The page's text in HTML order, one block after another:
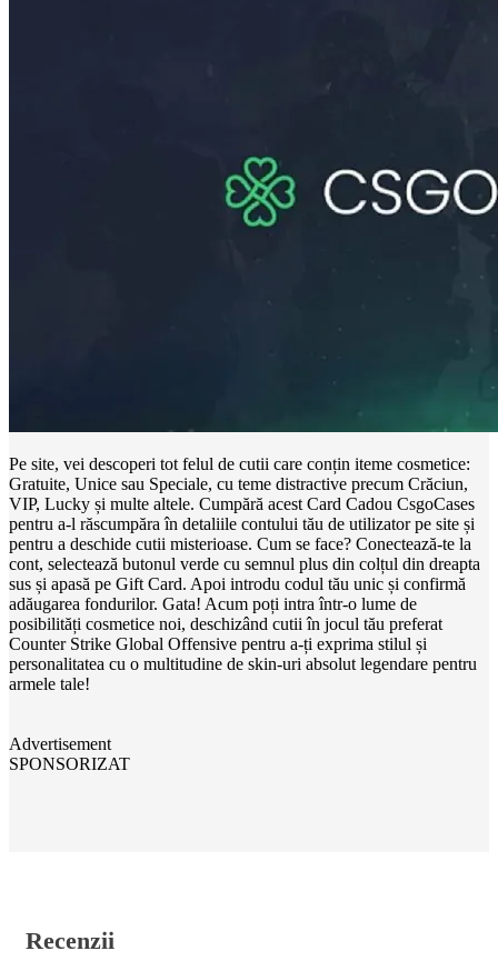
Pe site, vei descoperi tot felul de cutii care conțin iteme cosmetice:
Gratuite, Unice sau Speciale, cu teme distractive precum Crăciun,
VIP, Lucky și multe altele. Cumpără acest Card Cadou CsgoCases
pentru a-l răscumpăra în detaliile contului tău de utilizator pe site și
pentru a deschide cutii misterioase. Cum se face? Conectează-te la
cont, selectează butonul verde cu semnul plus din colțul din dreapta
sus și apasă pe Gift Card. Apoi introdu codul tău unic și confirmă
adăugarea fondurilor. Gata! Acum poți intra într-o lume de
posibilități cosmetice noi, deschizând cutii în jocul tău preferat
Counter Strike Global Offensive pentru a-ți exprima stilul și
personalitatea cu o multitudine de skin-uri absolut legendare pentru
armele tale!
Advertisement
SPONSORIZAT
Recenzii